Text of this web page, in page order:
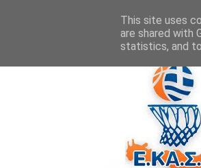
This site uses
are shared with
statistics, and